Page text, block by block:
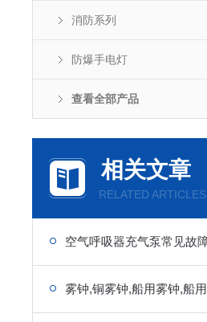
消防系列
防爆手电灯
查看全部产品
相关文章
RELATED ARTICLES